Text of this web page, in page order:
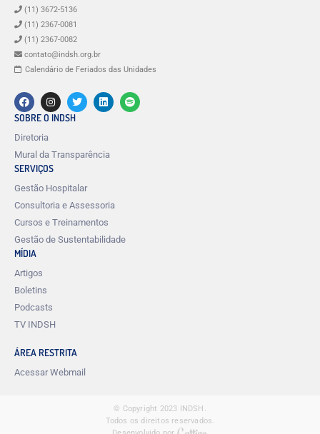
(11) 3672-5136
(11) 2367-0081
(11) 2367-0082
contato@indsh.org.br
Calendário de Feriados das Unidades
SOBRE O INDSH
Diretoria
Mural da Transparência
SERVIÇOS
Gestão Hospitalar
Consultoria e Assessoria
Cursos e Treinamentos
Gestão de Sustentabilidade
MÍDIA
Artigos
Boletins
Podcasts
TV INDSH
ÁREA RESTRITA
Acessar Webmail
© Copyright 2023 INDSH.
Todos os direitos reservados.